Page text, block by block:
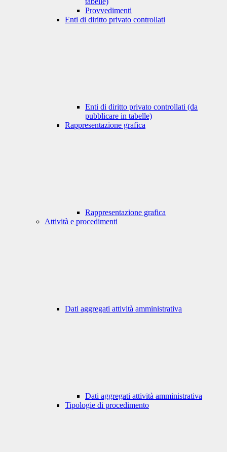
Provvedimenti
Enti di diritto privato controllati
Enti di diritto privato controllati (da
pubblicare in tabelle)
Rappresentazione grafica
Rappresentazione grafica
Attività e procedimenti
Dati aggregati attività amministrativa
Dati aggregati attività amministrativa
Tipologie di procedimento